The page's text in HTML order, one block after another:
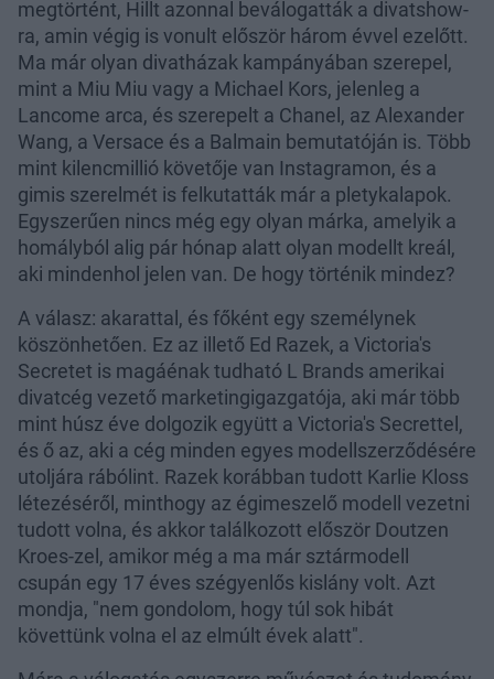
megtörtént, Hillt azonnal beválogatták a divatshow-
ra, amin végig is vonult először három évvel ezelőtt.
Ma már olyan divatházak kampányában szerepel,
mint a Miu Miu vagy a Michael Kors, jelenleg a
Lancome arca, és szerepelt a Chanel, az Alexander
Wang, a Versace és a Balmain bemutatóján is. Több
mint kilencmillió követője van Instagramon, és a
gimis szerelmét is felkutatták már a pletykalapok.
Egyszerűen nincs még egy olyan márka, amelyik a
homályból alig pár hónap alatt olyan modellt kreál,
aki mindenhol jelen van. De hogy történik mindez?
A válasz: akarattal, és főként egy személynek
köszönhetően. Ez az illető Ed Razek, a Victoria's
Secretet is magáénak tudható L Brands amerikai
divatcég vezető marketingigazgatója, aki már több
mint húsz éve dolgozik együtt a Victoria's Secrettel,
és ő az, aki a cég minden egyes modellszerződésére
utoljára rábólint. Razek korábban tudott Karlie Kloss
létezéséről, minthogy az égimeszelő modell vezetni
tudott volna, és akkor találkozott először Doutzen
Kroes-zel, amikor még a ma már sztármodell
csupán egy 17 éves szégyenlős kislány volt. Azt
mondja, "nem gondolom, hogy túl sok hibát
követtünk volna el az elmúlt évek alatt".